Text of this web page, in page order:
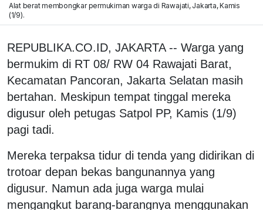
Alat berat membongkar permukiman warga di Rawajati, Jakarta, Kamis
(1/9).
REPUBLIKA.CO.ID, JAKARTA -- Warga yang
bermukim di RT 08/ RW 04 Rawajati Barat,
Kecamatan Pancoran, Jakarta Selatan masih
bertahan. Meskipun tempat tinggal mereka
digusur oleh petugas Satpol PP, Kamis (1/9)
pagi tadi.
Mereka terpaksa tidur di tenda yang didirikan di
trotoar depan bekas bangunannya yang
digusur. Namun ada juga warga mulai
mengangkut barang-barangnya menggunakan